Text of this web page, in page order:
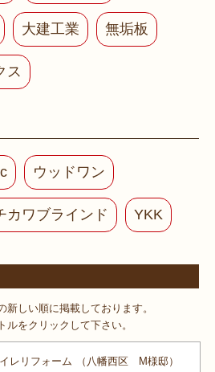
大建工業 無垢板
ス
ウッドワン
カワブラインド YKK
しい順に掲載しております。
をクリックして下さい。
レ リフォーム
（八幡西区 M様邸）